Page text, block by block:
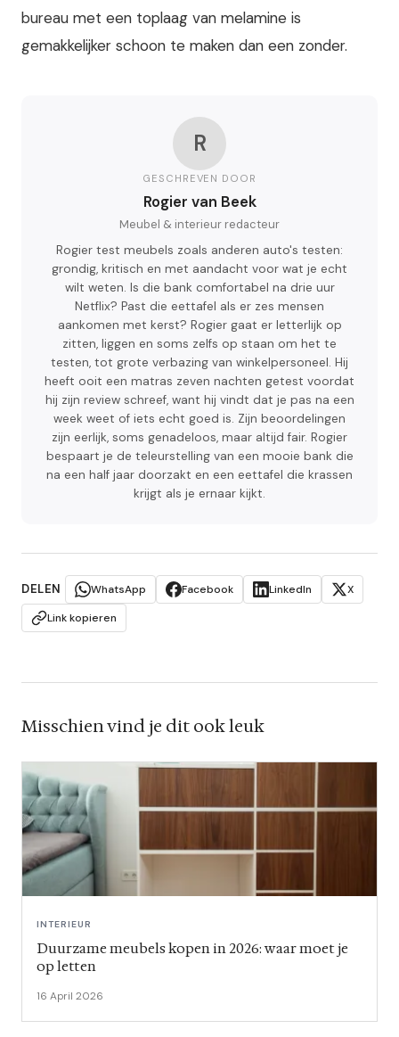
bureau met een toplaag van melamine is
gemakkelijker schoon te maken dan een zonder.
R
GESCHREVEN DOOR
Rogier van Beek
Meubel & interieur redacteur
Rogier test meubels zoals anderen auto's testen:
grondig, kritisch en met aandacht voor wat je echt
wilt weten. Is die bank comfortabel na drie uur
Netflix? Past die eettafel als er zes mensen
aankomen met kerst? Rogier gaat er letterlijk op
zitten, liggen en soms zelfs op staan om het te
testen, tot grote verbazing van winkelpersoneel. Hij
heeft ooit een matras zeven nachten getest voordat
hij zijn review schreef, want hij vindt dat je pas na een
week weet of iets echt goed is. Zijn beoordelingen
zijn eerlijk, soms genadeloos, maar altijd fair. Rogier
bespaart je de teleurstelling van een mooie bank die
na een half jaar doorzakt en een eettafel die krassen
krijgt als je ernaar kijkt.
DELEN WhatsApp Facebook LinkedIn
X
Link kopieren
Misschien vind je dit ook leuk
INTERIEUR
Duurzame meubels kopen in 2026: waar moet je
op letten
16 April 2026